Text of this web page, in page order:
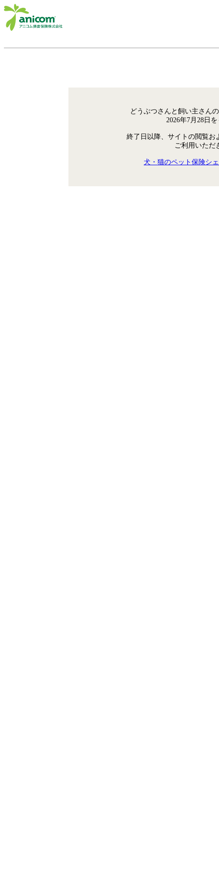
どうぶつさんと飼い主さん
2026年7月28日
終了日以降、サイトの閲覧お
ご利用いただ
犬・猫のペット保険シ